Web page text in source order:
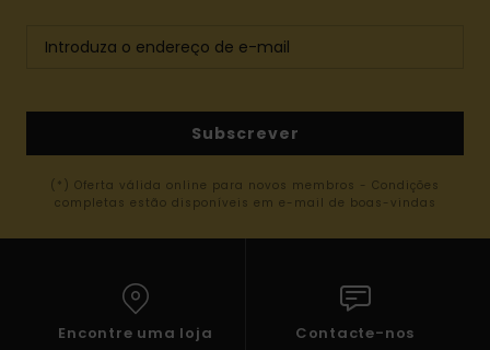
Subscrever
(*) Oferta válida online para novos membros - Condições
completas estão disponíveis em e-mail de boas-vindas
Encontre uma loja Contacte-nos